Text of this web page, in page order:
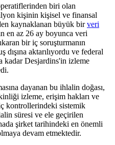
biri olan
kişinin kişisel ve finansal
kaynaklanan büyük birveri
en az 26 ay boyunca veri
bir iç soruşturmanın
aktarılıyordu ve federal
Desjardins'in izleme
dayanan bu ihlalin doğası,
izleme, erişim hakları ve
iç kontrollerindeki sistemik
süresi ve ele geçirilen
şirket tarihindeki en önemli
devam etmektedir.